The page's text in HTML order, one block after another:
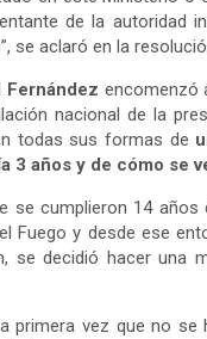
de la autoridad
se aclaró en la
Fernández encomenzó
nacional de la
todas sus formas de
3 años y de cómo se
se cumplieron 14
Fuego y desde ese
se decidió hacer una
primera vez que no